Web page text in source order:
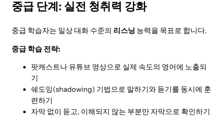
중급 단계: 실전 청취력 강화
중급 학습자는 일상 대화 수준의 리스닝 능력을 목표로 합니다.
중급 학습 전략:
팟캐스트나 유튜브 영상으로 실제 속도의 영어에 노출되
기
쉐도잉(shadowing) 기법으로 말하기와 듣기를 동시에 훈
련하기
자막 없이 듣고, 이해되지 않는 부분만 자막으로 확인하기